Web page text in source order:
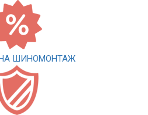
ШИНОМОНТАЖ